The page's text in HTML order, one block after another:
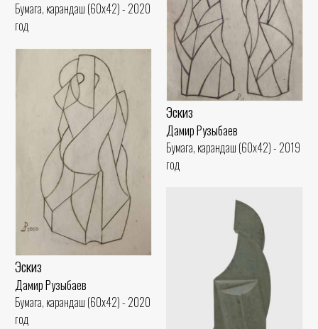
Бумага, карандаш (60x42) - 2020
год
Эскиз
Дамир Рузыбаев
Бумага, карандаш (60x42) - 2019
год
Эскиз
Дамир Рузыбаев
Бумага, карандаш (60x42) - 2020
год